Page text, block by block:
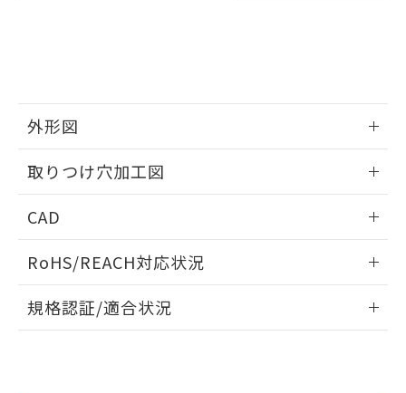
外形図
取りつけ穴加工図
CAD
ドすることができます。
ログイン/会員登録
RoHS/REACH対応状況
EU RoHS 注意事項・凡例
規格認証/適合状況
および当社の共同利用者が、当社の製
※当社の共同利用者とは、
の共同利用に関して"
の「1.共同利
とができます。
EU RoHS指令（10物質）の非含有証明書
ものではありません。
また、RoHS指令のフタル酸エステル類４
物質の対応では、対応完了までの期間は出
荷製品に未対応品が混在することから備考
欄に対応日を記載しておりました。